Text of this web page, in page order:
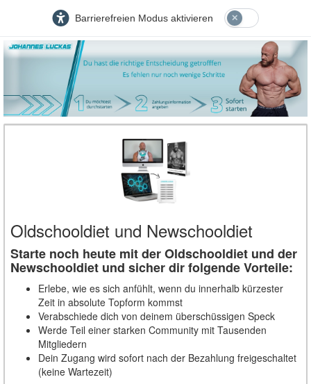
Barrierefreien Modus aktivieren
Oldschooldiet und Newschooldiet
Starte noch heute mit der Oldschooldiet und der
Newschooldiet und sicher dir folgende Vorteile:
Erlebe, wie es sich anfühlt, wenn du innerhalb kürzester
Zeit in absolute Topform kommst
Verabschiede dich von deinem überschüssigen Speck
Werde Teil einer starken Community mit Tausenden
Mitgliedern
Dein Zugang wird sofort nach der Bezahlung freigeschaltet
(keine Wartezeit)